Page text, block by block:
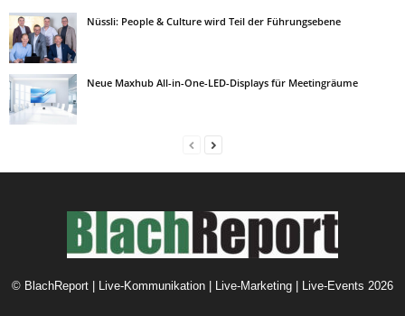
Nüssli: People & Culture wird Teil der Führungsebene
Neue Maxhub All-in-One-LED-Displays für Meetingräume
© BlachReport | Live-Kommunikation | Live-Marketing | Live-Events 2026